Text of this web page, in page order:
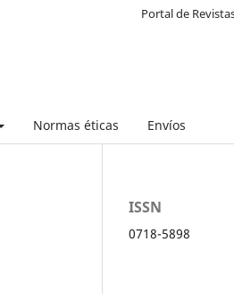
Normas éticas Envíos
Portal de
ISSN
0718-5898